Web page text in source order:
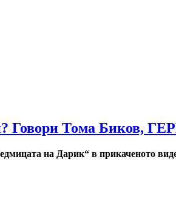
Говори Тома Биков,
на Дарик“ в прикаченото